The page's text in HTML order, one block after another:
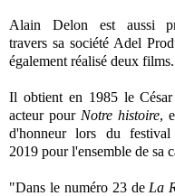
Alain Delon est aussi
travers sa société Adel
également réalisé deux films.
Il obtient en 1985 le
acteur pour Notre histoire,
d'honneur lors du
2019 pour l'ensemble de sa
"Dans le numéro 23 de La